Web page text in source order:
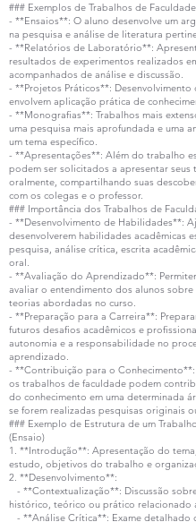
### Exemplos de Trabalhos de Faculdade
- **Ensaios**: O aluno desenvolve um
na pesquisa e análise de literatura
- **Relatórios de Laboratório**:
resultados de experimentos realizados
acompanhados de análise e discussão.
- **Projetos Práticos**:
envolvem aplicação prática de
- **Monografias**: Trabalhos mais
uma pesquisa mais aprofundada e uma
um tema específico.
- **Apresentações**: Além do trabalho
podem ser solicitados a apresentar seus
oralmente, compartilhando suas
com os colegas e o professor.
### Importância dos Trabalhos de
- **Desenvolvimento de Habilidades**:
desenvolverem habilidades acadêmicas
pesquisa, análise crítica, escrita
oral.
- **Avaliação do Aprendizado**:
avaliar o entendimento dos alunos sobre
teorias abordadas no curso.
- **Preparação para a Carreira**:
futuros desafios acadêmicos e
autonomia e a responsabilidade no
aprendizado.
- **Contribuição para o Conhecimento**:
os trabalhos de faculdade podem
do conhecimento em uma determinada
se forem realizadas pesquisas originais
### Exemplo de Estrutura de um
(Ensaio)
1. **Introdução**: Apresentação do
estudo, objetivos do trabalho e
2. **Desenvolvimento**:
- **Contextualização**: Discussão
histórico, teórico ou prático relacionado
- **Análise Crítica**: Exame detalhado